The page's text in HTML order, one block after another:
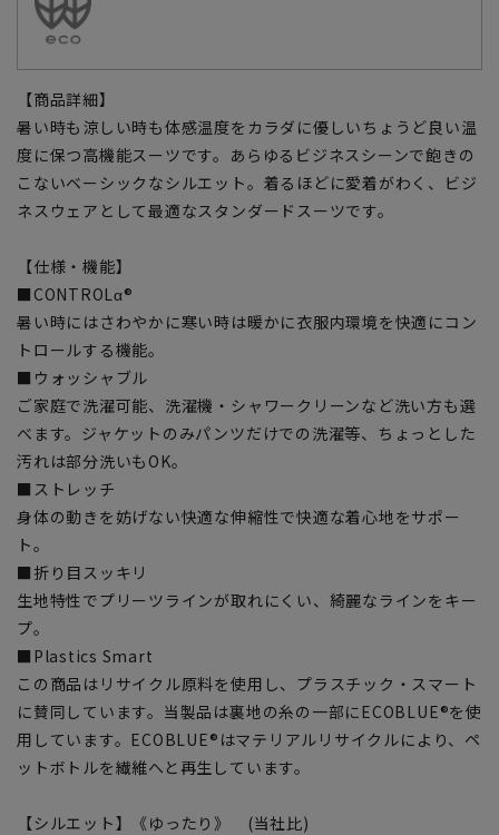
【商品詳細】
暑い時も涼しい時も体感温度をカラダに優しいちょうど良い温
度に保つ高機能スーツです。あらゆるビジネスシーンで飽きの
こないベーシックなシルエット。着るほどに愛着がわく、ビジ
ネスウェアとして最適なスタンダードスーツです。
【仕様・機能】
■CONTROLα®
暑い時にはさわやかに寒い時は暖かに衣服内環境を快適にコン
トロールする機能。
■ウォッシャブル
ご家庭で洗濯可能、洗濯機・シャワークリーンなど洗い方も選
べます。ジャケットのみパンツだけでの洗濯等、ちょっとした
汚れは部分洗いもOK。
■ストレッチ
身体の動きを妨げない快適な伸縮性で快適な着心地をサポー
ト。
■折り目スッキリ
生地特性でプリーツラインが取れにくい、綺麗なラインをキー
プ。
■Plastics Smart
この商品はリサイクル原料を使用し、プラスチック・スマート
に賛同しています。当製品は裏地の糸の一部にECOBLUE®を使
用しています。ECOBLUE®はマテリアルリサイクルにより、ペ
ットボトルを繊維へと再生しています。
【シルエット】《ゆったり》 (当社比)